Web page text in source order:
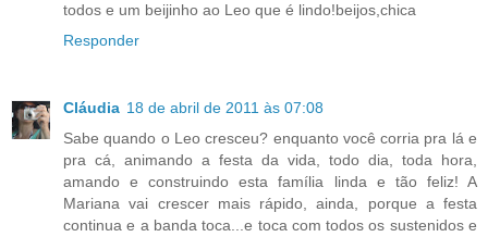
todos e um beijinho ao Leo que é lindo!beijos,chica
Responder
Cláudia 18 de abril de 2011 às 07:08
Sabe quando o Leo cresceu? enquanto você corria pra lá e
pra cá, animando a festa da vida, todo dia, toda hora,
amando e construindo esta família linda e tão feliz! A
Mariana vai crescer mais rápido, ainda, porque a festa
continua e a banda toca...e toca com todos os sustenidos e